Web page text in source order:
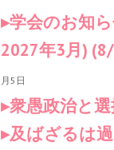
学会のお知
2027年3月)
月5日
衆愚政治と
及ばざるは